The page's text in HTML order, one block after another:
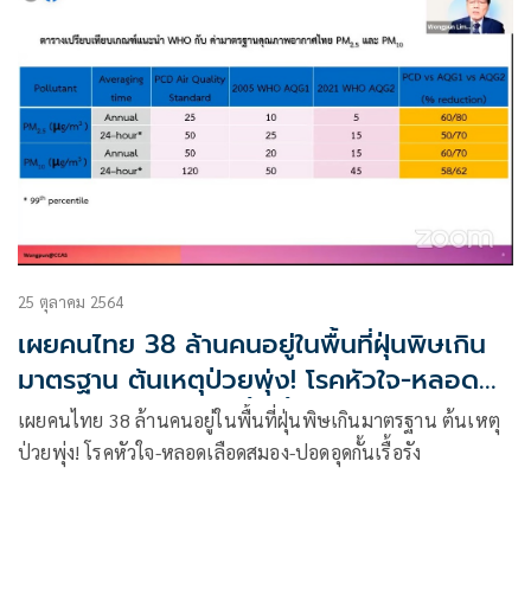
25 ตุลาคม 2564
เผยคนไทย 38 ล้านคนอยู่ในพื้นที่ฝุ่นพิษเกิน
มาตรฐาน ต้นเหตุป่วยพุ่ง! โรคหัวใจ-หลอด
เลือดสมอง-ปอดอุดกั้นเรื้อรัง-มะเร็งปอด
WHO ชี้ มลพิษทางอากาศภัยคุกคามสุขภาพ
เผยคนไทย 38 ล้านคนอยู่ในพื้นที่ฝุ่นพิษเกินมาตรฐาน ต้นเหตุ
ป่วยพุ่ง! โรคหัวใจ-หลอดเลือดสมอง-ปอดอุดกั้นเรื้อรัง